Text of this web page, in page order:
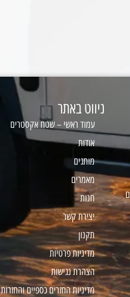
ניווט באתר
עמוד ראשי – שטח אקסטרים
אודות
מותגים
מאמרים
חנות
יצירת קשר
תקנון
מדיניות פרטיות
הצהרת נגישות
מדיניות החזרים כספיים והחזרות